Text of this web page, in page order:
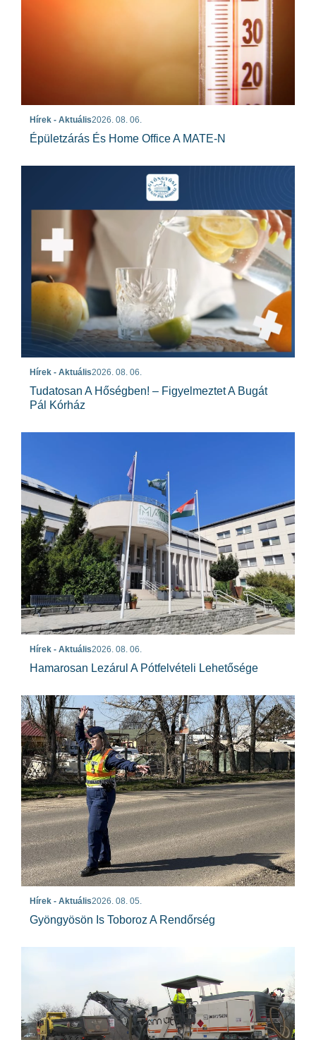
Hírek - Aktuális2026. 08. 06.
Épületzárás És Home Office A MATE-N
Hírek - Aktuális2026. 08. 06.
Tudatosan A Hőségben! – Figyelmeztet A Bugát
Pál Kórház
Hírek - Aktuális2026. 08. 06.
Hamarosan Lezárul A Pótfelvételi Lehetősége
Hírek - Aktuális2026. 08. 05.
Gyöngyösön Is Toboroz A Rendőrség